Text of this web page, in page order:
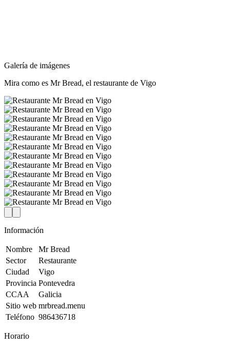
Galería de imágenes
Mira como es Mr Bread, el restaurante de Vigo
Información
Nombre
Mr Bread
Sector
Restaurante
Ciudad
Vigo
Provincia Pontevedra
CCAA
Galicia
Sitio web mrbread.menu
Teléfono 986436718
Horario